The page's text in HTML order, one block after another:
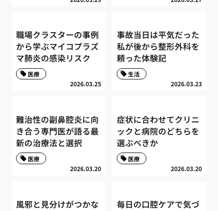
職場クラスターの事例
から学ぶマイコプラズ
マ肺炎の感染リスク
2026.03.25
医療
事故当日は平気だった
私が後から整形外科を
頼った体験記
2026.03.23
生活
難治性の副鼻腔炎に向
き合う専門医が語る最
新の治療法と選択
2026.03.20
医療
症状に合わせてクリニ
ックと病院のどちらを
選ぶべきか
2026.03.20
医療
風邪と見分けがつかな
毎日の口腔ケアで気づ